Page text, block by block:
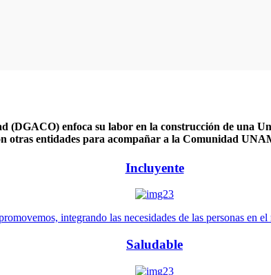
(DGACO) enfoca su labor en la construcción de una
otras entidades para acompañar a la Comunidad
Incluyente
integrando las necesidades de las personas en
Saludable